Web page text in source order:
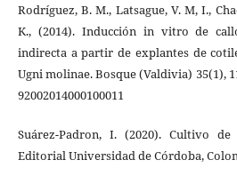
Rodríguez, B. M., Latsague, V. M, I.,
K., (2014). Inducción in vitro de
indirecta a partir de explantes de
Ugni molinae. Bosque (Valdivia) 35(1),
92002014000100011
Suárez-Padron, I. (2020). Cultivo
Editorial Universidad de Córdoba,